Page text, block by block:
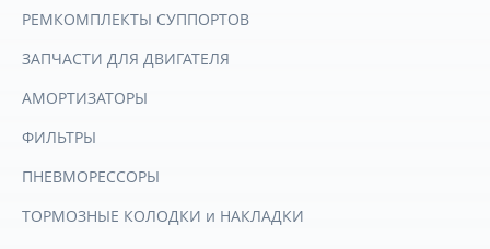
РЕМКОМПЛЕКТЫ СУППОРТОВ
ЗАПЧАСТИ ДЛЯ ДВИГАТЕЛЯ
АМОРТИЗАТОРЫ
ФИЛЬТРЫ
ПНЕВМОРЕССОРЫ
ТОРМОЗНЫЕ КОЛОДКИ и НАКЛАДКИ